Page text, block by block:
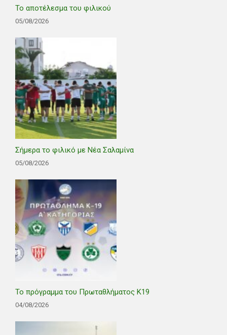
Το αποτέλεσμα του φιλικού
05/08/2026
Σήμερα το φιλικό με Νέα Σαλαμίνα
05/08/2026
Το πρόγραμμα του Πρωταθλήματος Κ19
04/08/2026